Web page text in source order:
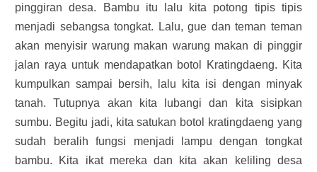
pinggiran desa. Bambu itu lalu kita potong tipis tipis
menjadi sebangsa tongkat. Lalu, gue dan teman teman
akan menyisir warung makan warung makan di pinggir
jalan raya untuk mendapatkan botol Kratingdaeng. Kita
kumpulkan sampai bersih, lalu kita isi dengan minyak
tanah. Tutupnya akan kita lubangi dan kita sisipkan
sumbu. Begitu jadi, kita satukan botol kratingdaeng yang
sudah beralih fungsi menjadi lampu dengan tongkat
bambu. Kita ikat mereka dan kita akan keliling desa